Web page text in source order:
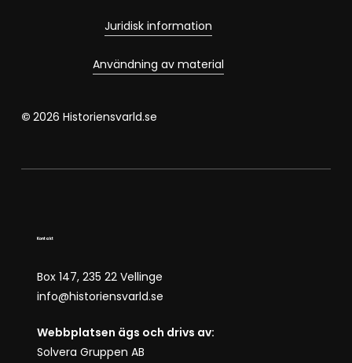
Juridisk information
Användning av material
© 2026 Historiensvarld.se
Kontakt
Box 147, 235 22 Vellinge
info@historiensvarld.se
Webbplatsen ägs och drivs av:
Solvera Gruppen AB